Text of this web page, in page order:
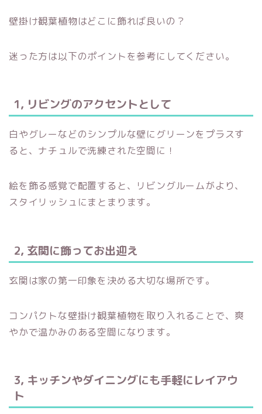
壁掛け観葉植物はどこに飾れば良いの？
迷った方は以下のポイントを参考にしてください。
1, リビングのアクセントとして
白やグレーなどのシンプルな壁にグリーンをプラスす
ると、ナチュルで洗練された空間に！
絵を飾る感覚で配置すると、リビングルームがより、
スタイリッシュにまとまります。
2, 玄関に飾ってお出迎え
玄関は家の第一印象を決める大切な場所です。
コンパクトな壁掛け観葉植物を取り入れることで、爽
やかで温かみのある空間になります。
3, キッチンやダイニングにも手軽にレイアウ
ト